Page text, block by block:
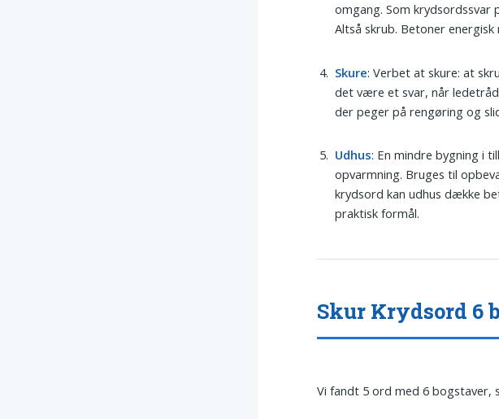
omgang. Som krydsordssvar
Altså skrub. Betoner
Skure: Verbet at skure: at
det være et svar, når
der peger på rengøring og
Udhus: En mindre bygning i
opvarmning. Bruges til
krydsord kan udhus dække
praktisk formål.
Skur Krydsord 6
Vi fandt 5 ord med 6 bogstaver,